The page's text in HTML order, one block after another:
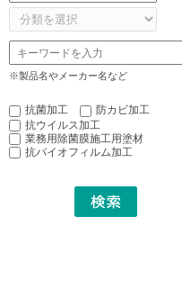
※製品名やメーカー名など
抗菌加工
防カビ加工
抗ウイルス加工
業務用除菌膜施工用塗材
抗バイオフィルム加工